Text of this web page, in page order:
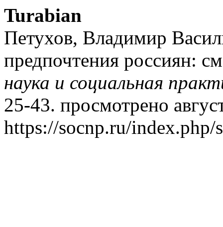
Turabian
Петухов, Владимир
предпочтения россиян:
наука и социальная
25-43. просмотрено
https://socnp.ru/